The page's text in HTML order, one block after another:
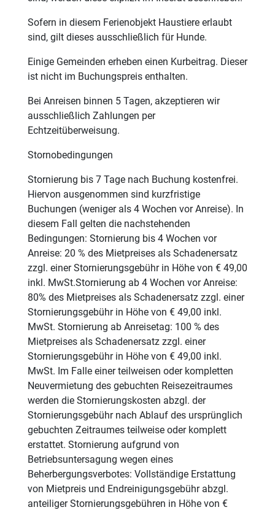
Sofern in diesem Ferienobjekt Haustiere erlaubt
sind, gilt dieses ausschließlich für Hunde.
Einige Gemeinden erheben einen Kurbeitrag. Dieser
ist nicht im Buchungspreis enthalten.
Bei Anreisen binnen 5 Tagen, akzeptieren wir
ausschließlich Zahlungen per
Echtzeitüberweisung.
Stornobedingungen
Stornierung bis 7 Tage nach Buchung kostenfrei.
Hiervon ausgenommen sind kurzfristige
Buchungen (weniger als 4 Wochen vor Anreise). In
diesem Fall gelten die nachstehenden
Bedingungen: Stornierung bis 4 Wochen vor
Anreise: 20 % des Mietpreises als Schadenersatz
zzgl. einer Stornierungsgebühr in Höhe von € 49,00
inkl. MwSt.Stornierung ab 4 Wochen vor Anreise:
80% des Mietpreises als Schadenersatz zzgl. einer
Stornierungsgebühr in Höhe von € 49,00 inkl.
MwSt. Stornierung ab Anreisetag: 100 % des
Mietpreises als Schadenersatz zzgl. einer
Stornierungsgebühr in Höhe von € 49,00 inkl.
MwSt. Im Falle einer teilweisen oder kompletten
Neuvermietung des gebuchten Reisezeitraumes
werden die Stornierungskosten abzgl. der
Stornierungsgebühr nach Ablauf des ursprünglich
gebuchten Zeitraumes teilweise oder komplett
erstattet. Stornierung aufgrund von
Betriebsuntersagung wegen eines
Beherbergungsverbotes: Vollständige Erstattung
von Mietpreis und Endreinigungsgebühr abzgl.
anteiliger Stornierungsgebühren in Höhe von €